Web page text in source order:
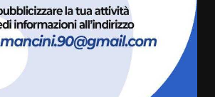
La magia del Minareto e la prima
assoluta de “L’Albergo
Belvedere. Il rapimento”
6 Agosto 2026 06:15